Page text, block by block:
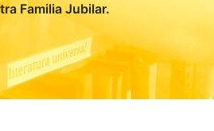
Familia Jubilar.